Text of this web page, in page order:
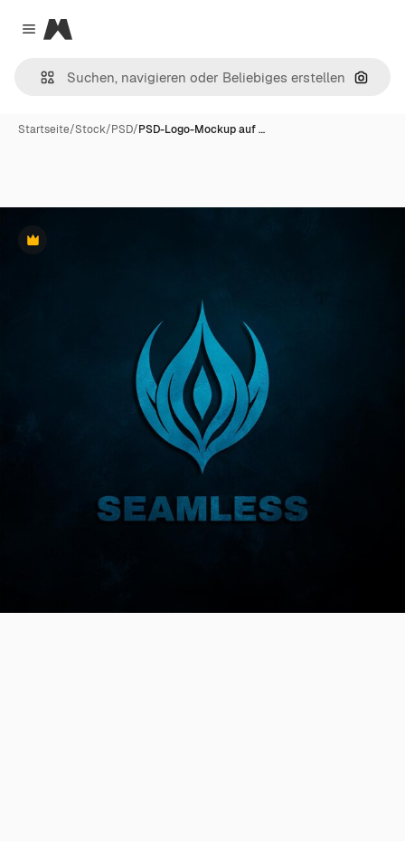
Close menu
Magnific
Nach
Startseite/Stock/PSD/PSD-Logo-Mockup auf …
Premium